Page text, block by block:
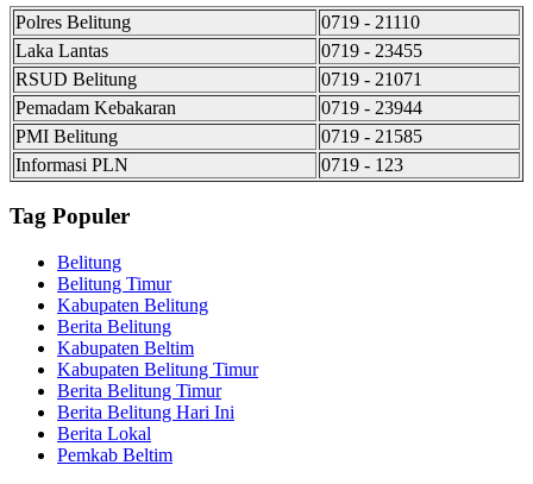
Polres Belitung
0719 - 21110
Laka Lantas
0719 - 23455
RSUD Belitung
0719 - 21071
Pemadam Kebakaran
0719 - 23944
PMI Belitung
0719 - 21585
Informasi PLN
0719 - 123
Tag Populer
Belitung
Belitung Timur
Kabupaten Belitung
Berita Belitung
Kabupaten Beltim
Kabupaten Belitung Timur
Berita Belitung Timur
Berita Belitung Hari Ini
Berita Lokal
Pemkab Beltim